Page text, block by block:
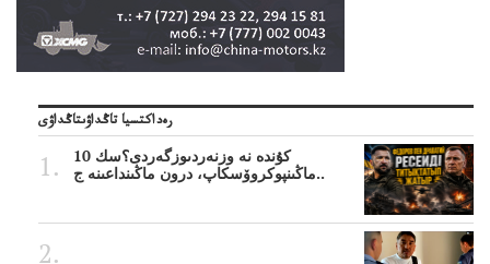
رەداكتسيا تاڭداۋىتاڭداۋى
10 كۇندە نە وزنەردىوزگەردى؟سك
ماڭىنپوكروۆسكاپ، درون ماڭىنداعىنە ج..